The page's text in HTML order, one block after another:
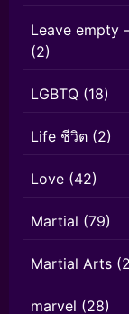
Leave empty
(2)
LGBTQ (18)
Life ชีวิต (2)
Love (42)
Martial (79)
Martial Arts
marvel (28)